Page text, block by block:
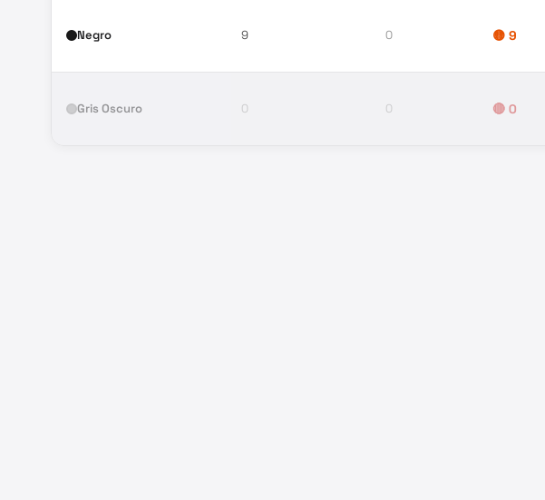
Negro 9 0 🟡 9
Gris Oscuro 0 0 🔴 0